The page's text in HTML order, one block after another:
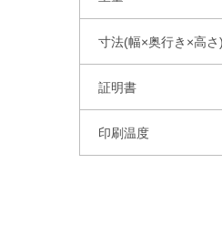
寸法(幅×奥行き×高さ)
証明書
印刷温度